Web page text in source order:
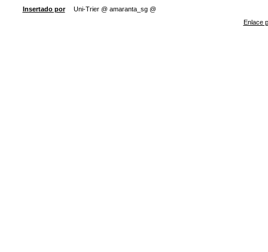
Insertado por
Uni-Trier @ amaranta_sg @
Enlace